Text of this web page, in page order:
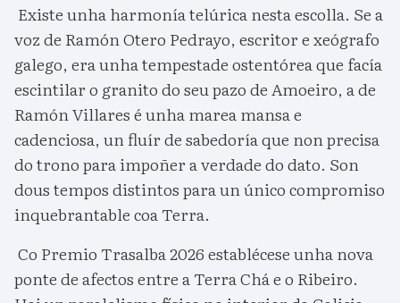
Existe unha harmonía telúrica nesta escolla. Se a
voz de Ramón Otero Pedrayo, escritor e xeógrafo
galego, era unha tempestade ostentórea que facía
escintilar o granito do seu pazo de Amoeiro, a de
Ramón Villares é unha marea mansa e
cadenciosa, un fluír de sabedoría que non precisa
do trono para impoñer a verdade do dato. Son
dous tempos distintos para un único compromiso
inquebrantable coa Terra.
Co Premio Trasalba 2026 establécese unha nova
ponte de afectos entre a Terra Chá e o Ribeiro.